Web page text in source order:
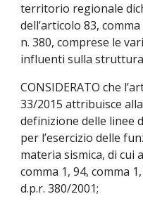
territorio regionale
dell’articolo 83,
n. 380, comprese le
influenti sulla
CONSIDERATO che
33/2015 attribuisce
definizione delle linee
per l’esercizio delle
materia sismica, di cui
comma 1, 94, comma
d.p.r. 380/2001;